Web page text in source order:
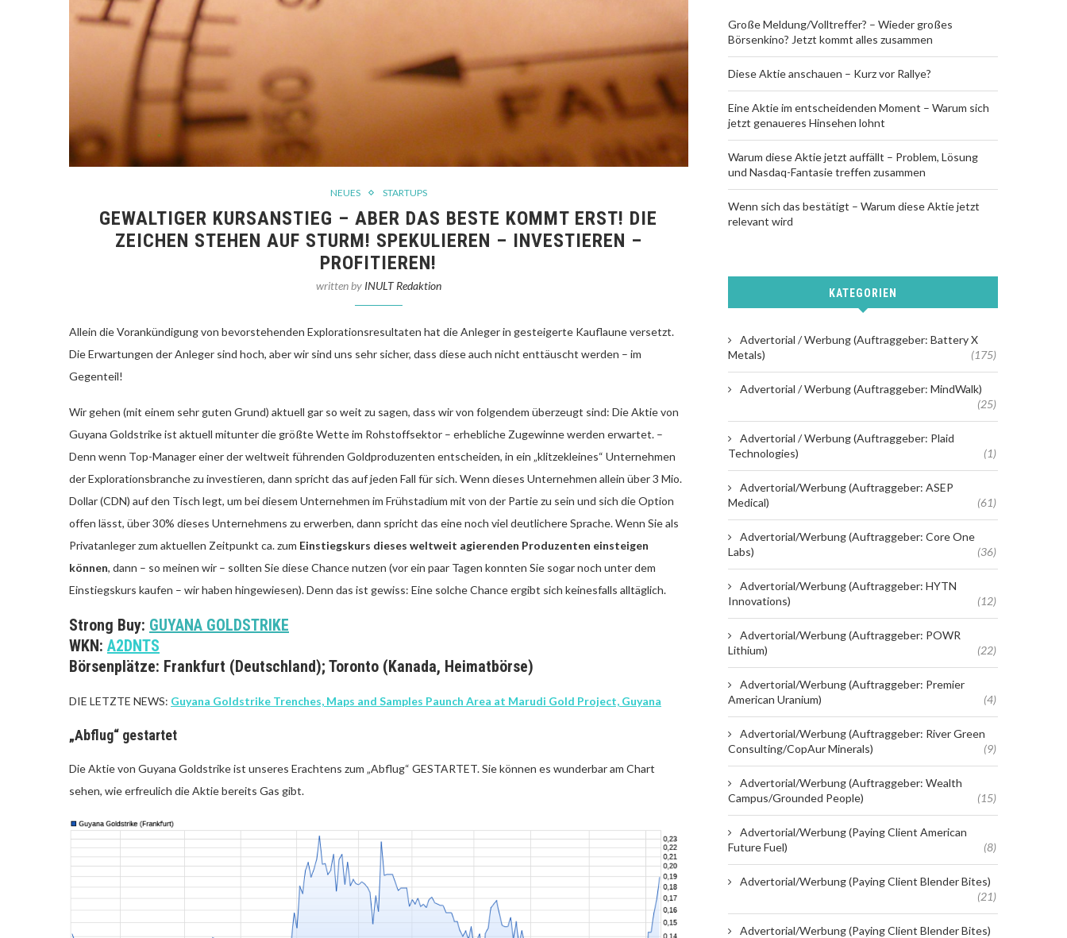
NEUES STARTUPS
GEWALTIGER KURSANSTIEG – ABER DAS BESTE KOMMT ERST! DIE
ZEICHEN STEHEN AUF STURM! SPEKULIEREN – INVESTIEREN –
PROFITIEREN!
written by INULT Redaktion
Allein die Vorankündigung von bevorstehenden Explorationsresultaten hat die Anleger in gesteigerte Kauflaune versetzt.
Die Erwartungen der Anleger sind hoch, aber wir sind uns sehr sicher, dass diese auch nicht enttäuscht werden – im
Gegenteil!
Wir gehen (mit einem sehr guten Grund) aktuell gar so weit zu sagen, dass wir von folgendem überzeugt sind: Die Aktie von
Guyana Goldstrike ist aktuell mitunter die größte Wette im Rohstoffsektor – erhebliche Zugewinne werden erwartet. –
Denn wenn Top-Manager einer der weltweit führenden Goldproduzenten entscheiden, in ein „klitzekleines“ Unternehmen
der Explorationsbranche zu investieren, dann spricht das auf jeden Fall für sich. Wenn dieses Unternehmen allein über 3 Mio.
Dollar (CDN) auf den Tisch legt, um bei diesem Unternehmen im Frühstadium mit von der Partie zu sein und sich die Option
offen lässt, über 30% dieses Unternehmens zu erwerben, dann spricht das eine noch viel deutlichere Sprache. Wenn Sie als
Privatanleger zum aktuellen Zeitpunkt ca. zum Einstiegskurs dieses weltweit agierenden Produzenten einsteigen
können, dann – so meinen wir – sollten Sie diese Chance nutzen (vor ein paar Tagen konnten Sie sogar noch unter dem
Einstiegskurs kaufen – wir haben hingewiesen). Denn das ist gewiss: Eine solche Chance ergibt sich keinesfalls alltäglich.
Strong Buy: GUYANA GOLDSTRIKE
WKN: A2DNTS
Börsenplätze: Frankfurt (Deutschland); Toronto (Kanada, Heimatbörse)
DIE LETZTE NEWS: Guyana Goldstrike Trenches, Maps and Samples Paunch Area at Marudi Gold Project, Guyana
„Abflug“ gestartet
Die Aktie von Guyana Goldstrike ist unseres Erachtens zum „Abflug“ GESTARTET. Sie können es wunderbar am Chart
sehen, wie erfreulich die Aktie bereits Gas gibt.
Große Meldung/Volltreffer? – Wieder großes
Börsenkino? Jetzt kommt alles zusammen
Diese Aktie anschauen – Kurz vor Rallye?
Eine Aktie im entscheidenden Moment – Warum sich
jetzt genaueres Hinsehen lohnt
Warum diese Aktie jetzt auffällt – Problem, Lösung
und Nasdaq-Fantasie treffen zusammen
Wenn sich das bestätigt – Warum diese Aktie jetzt
relevant wird
KATEGORIEN
Advertorial / Werbung (Auftraggeber: Battery X
Metals)
(175)
Advertorial / Werbung (Auftraggeber: MindWalk)
(25)
Advertorial / Werbung (Auftraggeber: Plaid
Technologies)
(1)
Advertorial/Werbung (Auftraggeber: ASEP
Medical)
(61)
Advertorial/Werbung (Auftraggeber: Core One
Labs)
(36)
Advertorial/Werbung (Auftraggeber: HYTN
Innovations)
(12)
Advertorial/Werbung (Auftraggeber: POWR
Lithium)
(22)
Advertorial/Werbung (Auftraggeber: Premier
American Uranium)
(4)
Advertorial/Werbung (Auftraggeber: River Green
Consulting/CopAur Minerals)
(9)
Advertorial/Werbung (Auftraggeber: Wealth
Campus/Grounded People)
(15)
Advertorial/Werbung (Paying Client American
Future Fuel)
(8)
Advertorial/Werbung (Paying Client Blender Bites)
(21)
Advertorial/Werbung (Paying Client Blender Bites)